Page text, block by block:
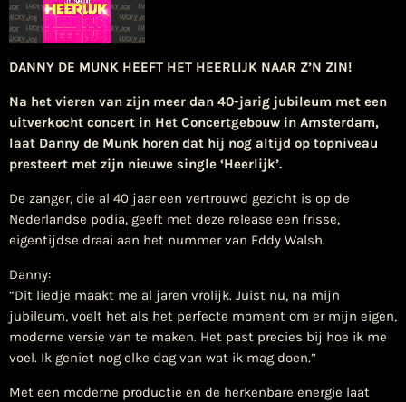
DANNY DE MUNK HEEFT HET HEERLIJK NAAR Z’N ZIN!
Na het vieren van zijn meer dan 40-jarig jubileum met een
uitverkocht concert in Het Concertgebouw in Amsterdam,
laat Danny de Munk horen dat hij nog altijd op topniveau
presteert met zijn nieuwe single ‘Heerlijk’.
De zanger, die al 40 jaar een vertrouwd gezicht is op de
Nederlandse podia, geeft met deze release een frisse,
eigentijdse draai aan het nummer van Eddy Walsh.
Danny:
“Dit liedje maakt me al jaren vrolijk. Juist nu, na mijn
jubileum, voelt het als het perfecte moment om er mijn eigen,
moderne versie van te maken. Het past precies bij hoe ik me
voel. Ik geniet nog elke dag van wat ik mag doen.”
Met een moderne productie en de herkenbare energie laat